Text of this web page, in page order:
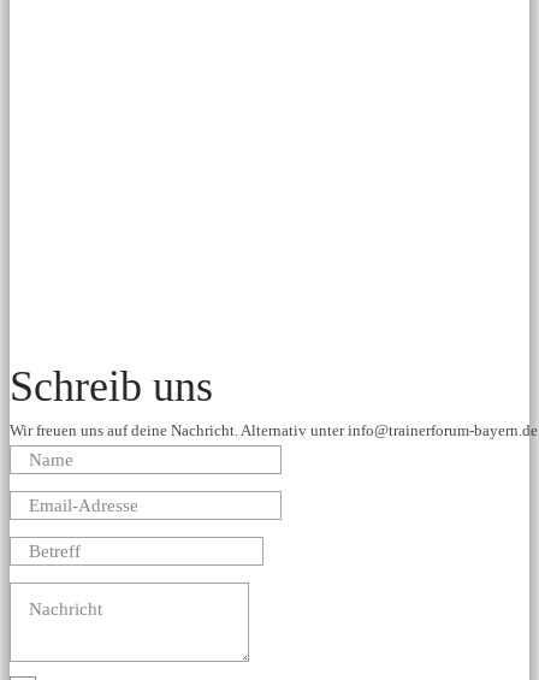
Schreib uns
Wir freuen uns auf deine Nachricht. Alternativ unter info@trainerforum-bayern.de